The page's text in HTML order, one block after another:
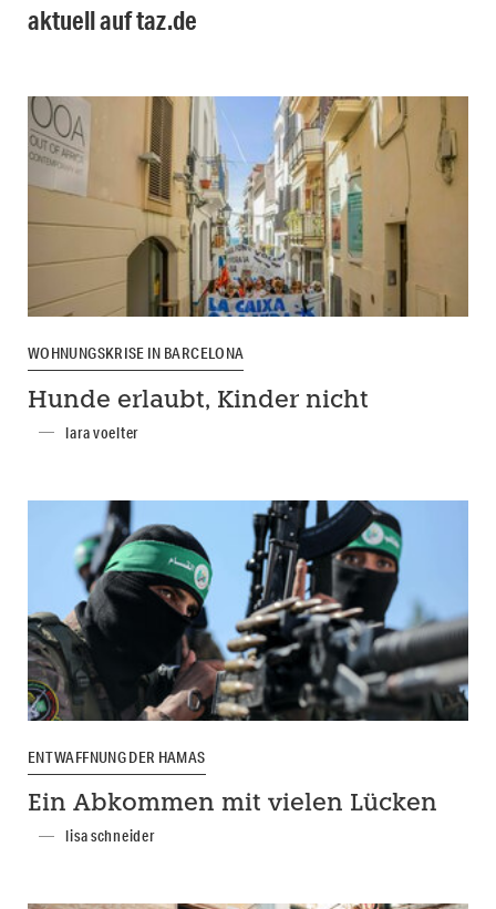
aktuell auf taz.de
WOHNUNGSKRISE IN BARCELONA
Hunde erlaubt, Kinder nicht
lara voelter
ENTWAFFNUNG DER HAMAS
Ein Abkommen mit vielen Lücken
lisa schneider